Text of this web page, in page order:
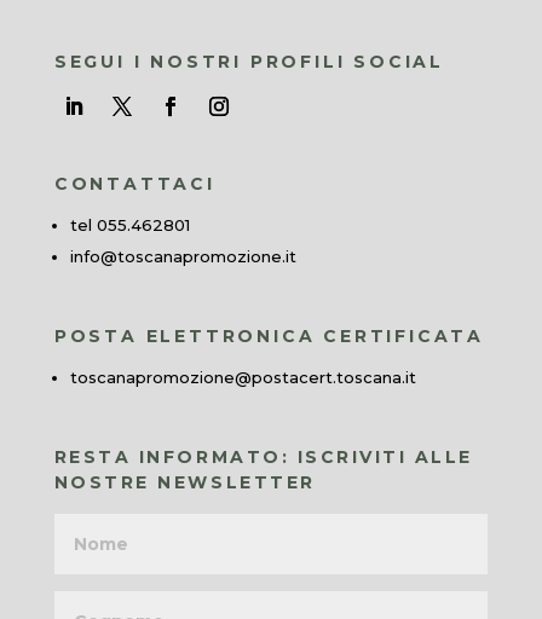
SEGUI I NOSTRI PROFILI SOCIAL
CONTATTACI
tel 055.462801
info@toscanapromozione.it
POSTA ELETTRONICA CERTIFICATA
toscanapromozione@postacert.toscana.it
RESTA INFORMATO: ISCRIVITI ALLE
NOSTRE NEWSLETTER